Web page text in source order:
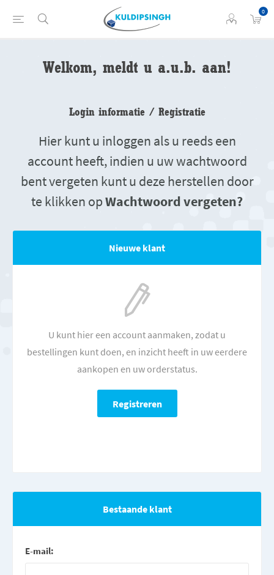
0
Welkom, meldt u a.u.b. aan!
Login informatie / Registratie
Hier kunt u inloggen als u reeds een
account heeft, indien u uw wachtwoord
bent vergeten kunt u deze herstellen door
te klikken opWachtwoord vergeten?
Nieuwe klant
U kunt hier een account aanmaken, zodat u
bestellingen kunt doen, en inzicht heeft in uw eerdere
aankopen en uw orderstatus.
Bestaande klant
E-mail: